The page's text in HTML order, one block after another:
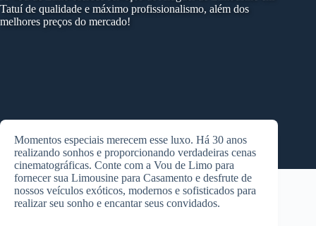
Tatuí de qualidade e máximo profissionalismo, além dos
melhores preços do mercado!
Momentos especiais merecem esse luxo. Há 30 anos
realizando sonhos e proporcionando verdadeiras cenas
cinematográficas. Conte com a Vou de Limo para
fornecer sua Limousine para Casamento e desfrute de
nossos veículos exóticos, modernos e sofisticados para
realizar seu sonho e encantar seus convidados.